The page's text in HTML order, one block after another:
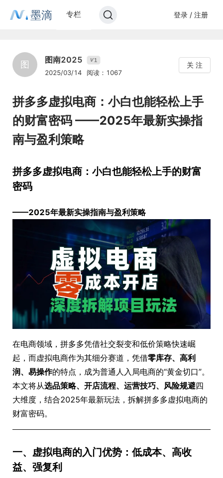
墨滴 专栏 登录 / 注册
图 图南2025 V1
2025/03/14 阅读：1067
关 注
拼多多虚拟电商：小白也能轻松上手
的财富密码 ——2025年最新实操指
南与盈利策略
拼多多虚拟电商：小白也能轻松上手的财富
密码
——2025年最新实操指南与盈利策略
在电商领域，拼多多凭借社交裂变和低价策略快速崛
起，而虚拟电商作为其细分赛道，凭借零库存、高利
润、易操作的特点，成为普通人入局电商的“黄金切口”。
本文将从选品策略、开店流程、运营技巧、风险规避四
大维度，结合2025年最新玩法，拆解拼多多虚拟电商的
财富密码。
一、虚拟电商的入门优势：低成本、高收
益、强复利